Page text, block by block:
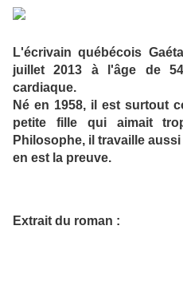
L'écrivain québécois
juillet 2013 à l'âge de
cardiaque.
Né en 1958, il est surtout
petite fille qui aimait
Philosophe, il travaille
en est la preuve.
Extrait du roman :